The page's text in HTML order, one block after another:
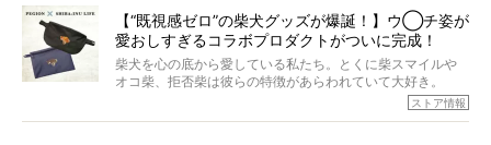
【“既視感ゼロ”の柴犬グッズが爆誕！】ウ◯チ姿が
愛おしすぎるコラボプロダクトがついに完成！
柴犬を心の底から愛している私たち。とくに柴スマイルや
オコ柴、拒否柴は彼らの特徴があらわれていて大好き。
でもちょっと待て…もうひとつ、忘れてはならない愛おしい
シーンがあったぞ。それは、背中を丸めて“ウンチなう”の姿
ストア情報